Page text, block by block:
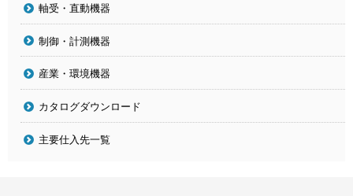
軸受・直動機器
制御・計測機器
産業・環境機器
カタログダウンロード
主要仕入先一覧